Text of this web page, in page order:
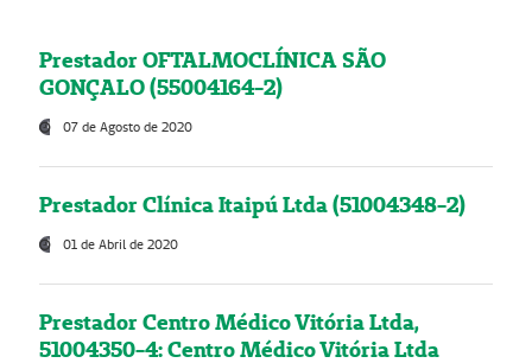
Prestador OFTALMOCLÍNICA SÃO
GONÇALO (55004164-2)
07 de Agosto de 2020
Prestador Clínica Itaipú Ltda (51004348-2)
01 de Abril de 2020
Prestador Centro Médico Vitória Ltda,
51004350-4: Centro Médico Vitória Ltda